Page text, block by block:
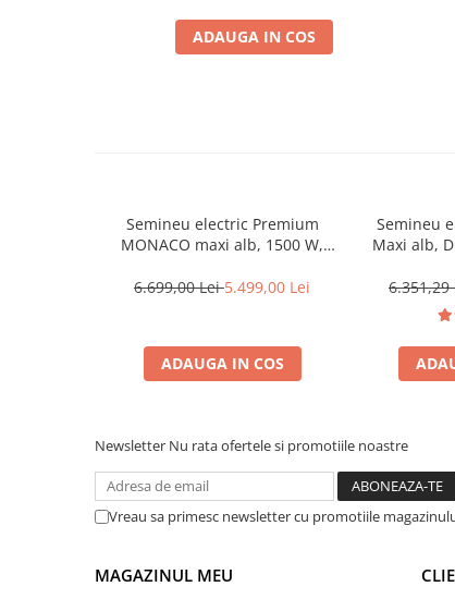
ADAUGA IN COS
Semineu electric Premium
MONACO maxi alb, 1500 W,
efect 3D, telecomanda
6.699,00 Lei5.499,00 Lei
ADAUGA IN COS
Semineu
Maxi alb,
Newsletter Nu rata ofertele si promotiile noastre
Vreau sa primesc newsletter cu promotiile
MAGAZINUL MEU